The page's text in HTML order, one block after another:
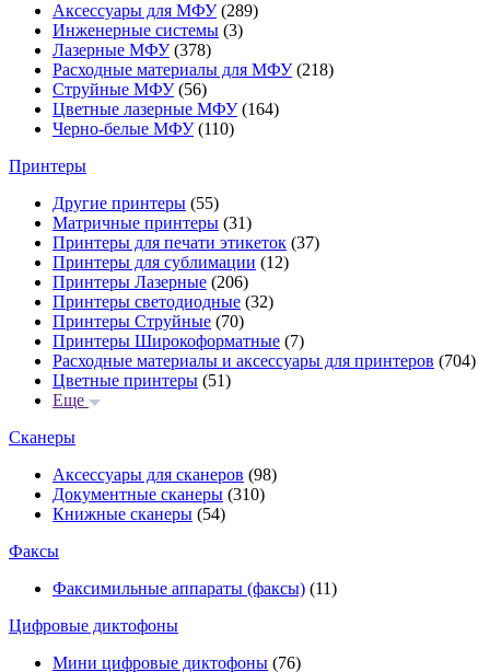
Аксессуары для МФУ(289)
Инженерные системы (3)
Лазерные МФУ(378)
Расходные материалы для МФУ(218)
Струйные МФУ(56)
Цветные лазерные МФУ(164)
Черно-белые МФУ(110)
Принтеры
Другие принтеры (55)
Матричные принтеры (31)
Принтеры для печати этикеток (37)
Принтеры для сублимации (12)
Принтеры Лазерные (206)
Принтеры светодиодные (32)
Принтеры Струйные (70)
Принтеры Широкоформатные (7)
Расходные материалы и аксессуары для принтеров (704)
Цветные принтеры (51)
Еще
Сканеры
Аксессуары для сканеров (98)
Документные сканеры (310)
Книжные сканеры (54)
Факсы
Факсимильные аппараты (факсы) (11)
Цифровые диктофоны
Мини цифровые диктофоны (76)